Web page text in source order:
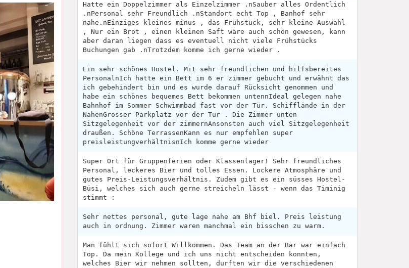
Hatte ein Doppelzimmer als Einzelzimmer .nSauber alles Ordentlich
.nPersonal sehr Freundlich .nStandort echt Top , Banhof sehr
nahe.nEinziges kleines minus , das Frühstück, sehr kleine Auswahl
, Nur ein Brot , einen kleinen Saft wäre auch schön gewesen, kann
aber daran liegen dass es eventuell nicht viele Frühstücks
Buchungen gab .nTrotzdem komme ich gerne wieder .
Ein sehr schönes Hostel. Mit sehr freundlichen und hilfsbereites
PersonalnIch hatte ein Bett im 6 er zimmer gebucht und erwähnt das
ich gebehindert bin und es wurde darauf Rücksicht genommen und
habe ein schönes bequemes Bett bekommen untennIdeal gelegen nahe
Bahnhof im Sommer Schwimmbad fast vor der Tür. Schifflände in der
NähenGrosser Parkplatz vor der Tür . Die Zimmer unten
Sitzgelegenheit vor der zimmernAnsonsten auch viel Sitzgelegenheit
draußen. Schöne TerrassenKann es nur empfehlen super
preisleistungverhältnisnIch komme gerne wieder
Super Ort für Gruppenferien oder Klassenlager! Sehr freundliches
Personal, leckeres Bier und tolles Essen. Lockere Atmosphäre und
gutes Preis-Leistungsverhältnis. Zudem gibt es ein süsses Hostel-
Büsi, welches sich auch gerne streicheln lässt - wenn das Timinig
stimmt :
Sehr nettes personal, gute lage nahe am Bhf biel. Preis leistung
auch in ordnung. Zimmer waren manchmal ein bisschen zu warm.
Man fühlt sich sofort Willkommen. Das Team an der Bar war einfach
Top. Da mein Kollege und ich uns nicht entscheiden konnten,
welches Bier wir nehmen sollten, durften wir die verschiedenen